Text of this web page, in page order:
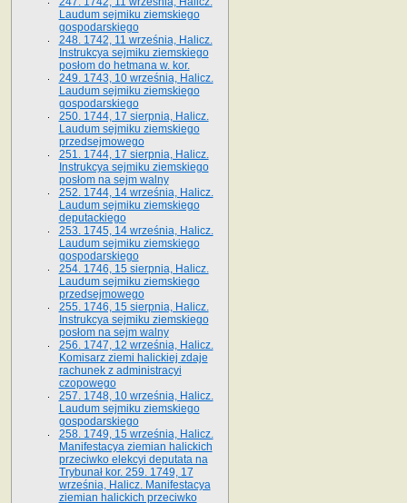
Laudum sejmiku ziemskiego
gospodarskiego
248. 1742, 11 września, Halicz.
Instrukcya sejmiku ziemskiego
posłom do hetmana w. kor.
249. 1743, 10 września, Halicz.
Laudum sejmiku ziemskiego
gospodarskiego
250. 1744, 17 sierpnia, Halicz.
Laudum sejmiku ziemskiego
przedsejmowego
251. 1744, 17 sierpnia, Halicz.
Instrukcya sejmiku ziemskiego
posłom na sejm walny
252. 1744, 14 września, Halicz.
Laudum sejmiku ziemskiego
deputackiego
253. 1745, 14 września, Halicz.
Laudum sejmiku ziemskiego
gospodarskiego
254. 1746, 15 sierpnia, Halicz.
Laudum sejmiku ziemskiego
przedsejmowego
255. 1746, 15 sierpnia, Halicz.
Instrukcya sejmiku ziemskiego
posłom na sejm walny
256. 1747, 12 września, Halicz.
Komisarz ziemi halickiej zdaje
rachunek z administracyi
czopowego
257. 1748, 10 września, Halicz.
Laudum sejmiku ziemskiego
gospodarskiego
258. 1749, 15 września, Halicz.
Manifestacya ziemian halickich
przeciwko elekcyi deputata na
Trybunał kor. 259. 1749, 17
września, Halicz. Manifestacya
ziemian halickich przeciwko